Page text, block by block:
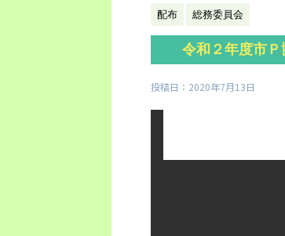
配布 総務委員会
令和２年度市
投稿日： 2020年7月13日